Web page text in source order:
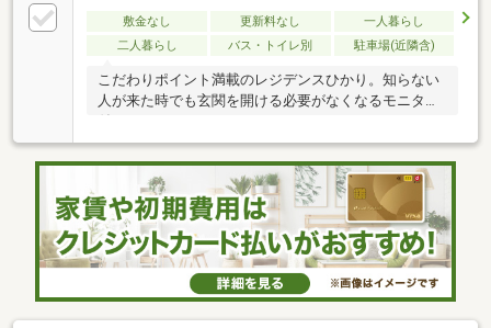
敷金なし 更新料なし
一人暮らし
二人暮らし
バス・トイレ別 駐車場(近隣含)
こだわりポイント満載のレジデンスひかり。知らない
人が来た時でも玄関を開ける必要がなくなるモニター
付き